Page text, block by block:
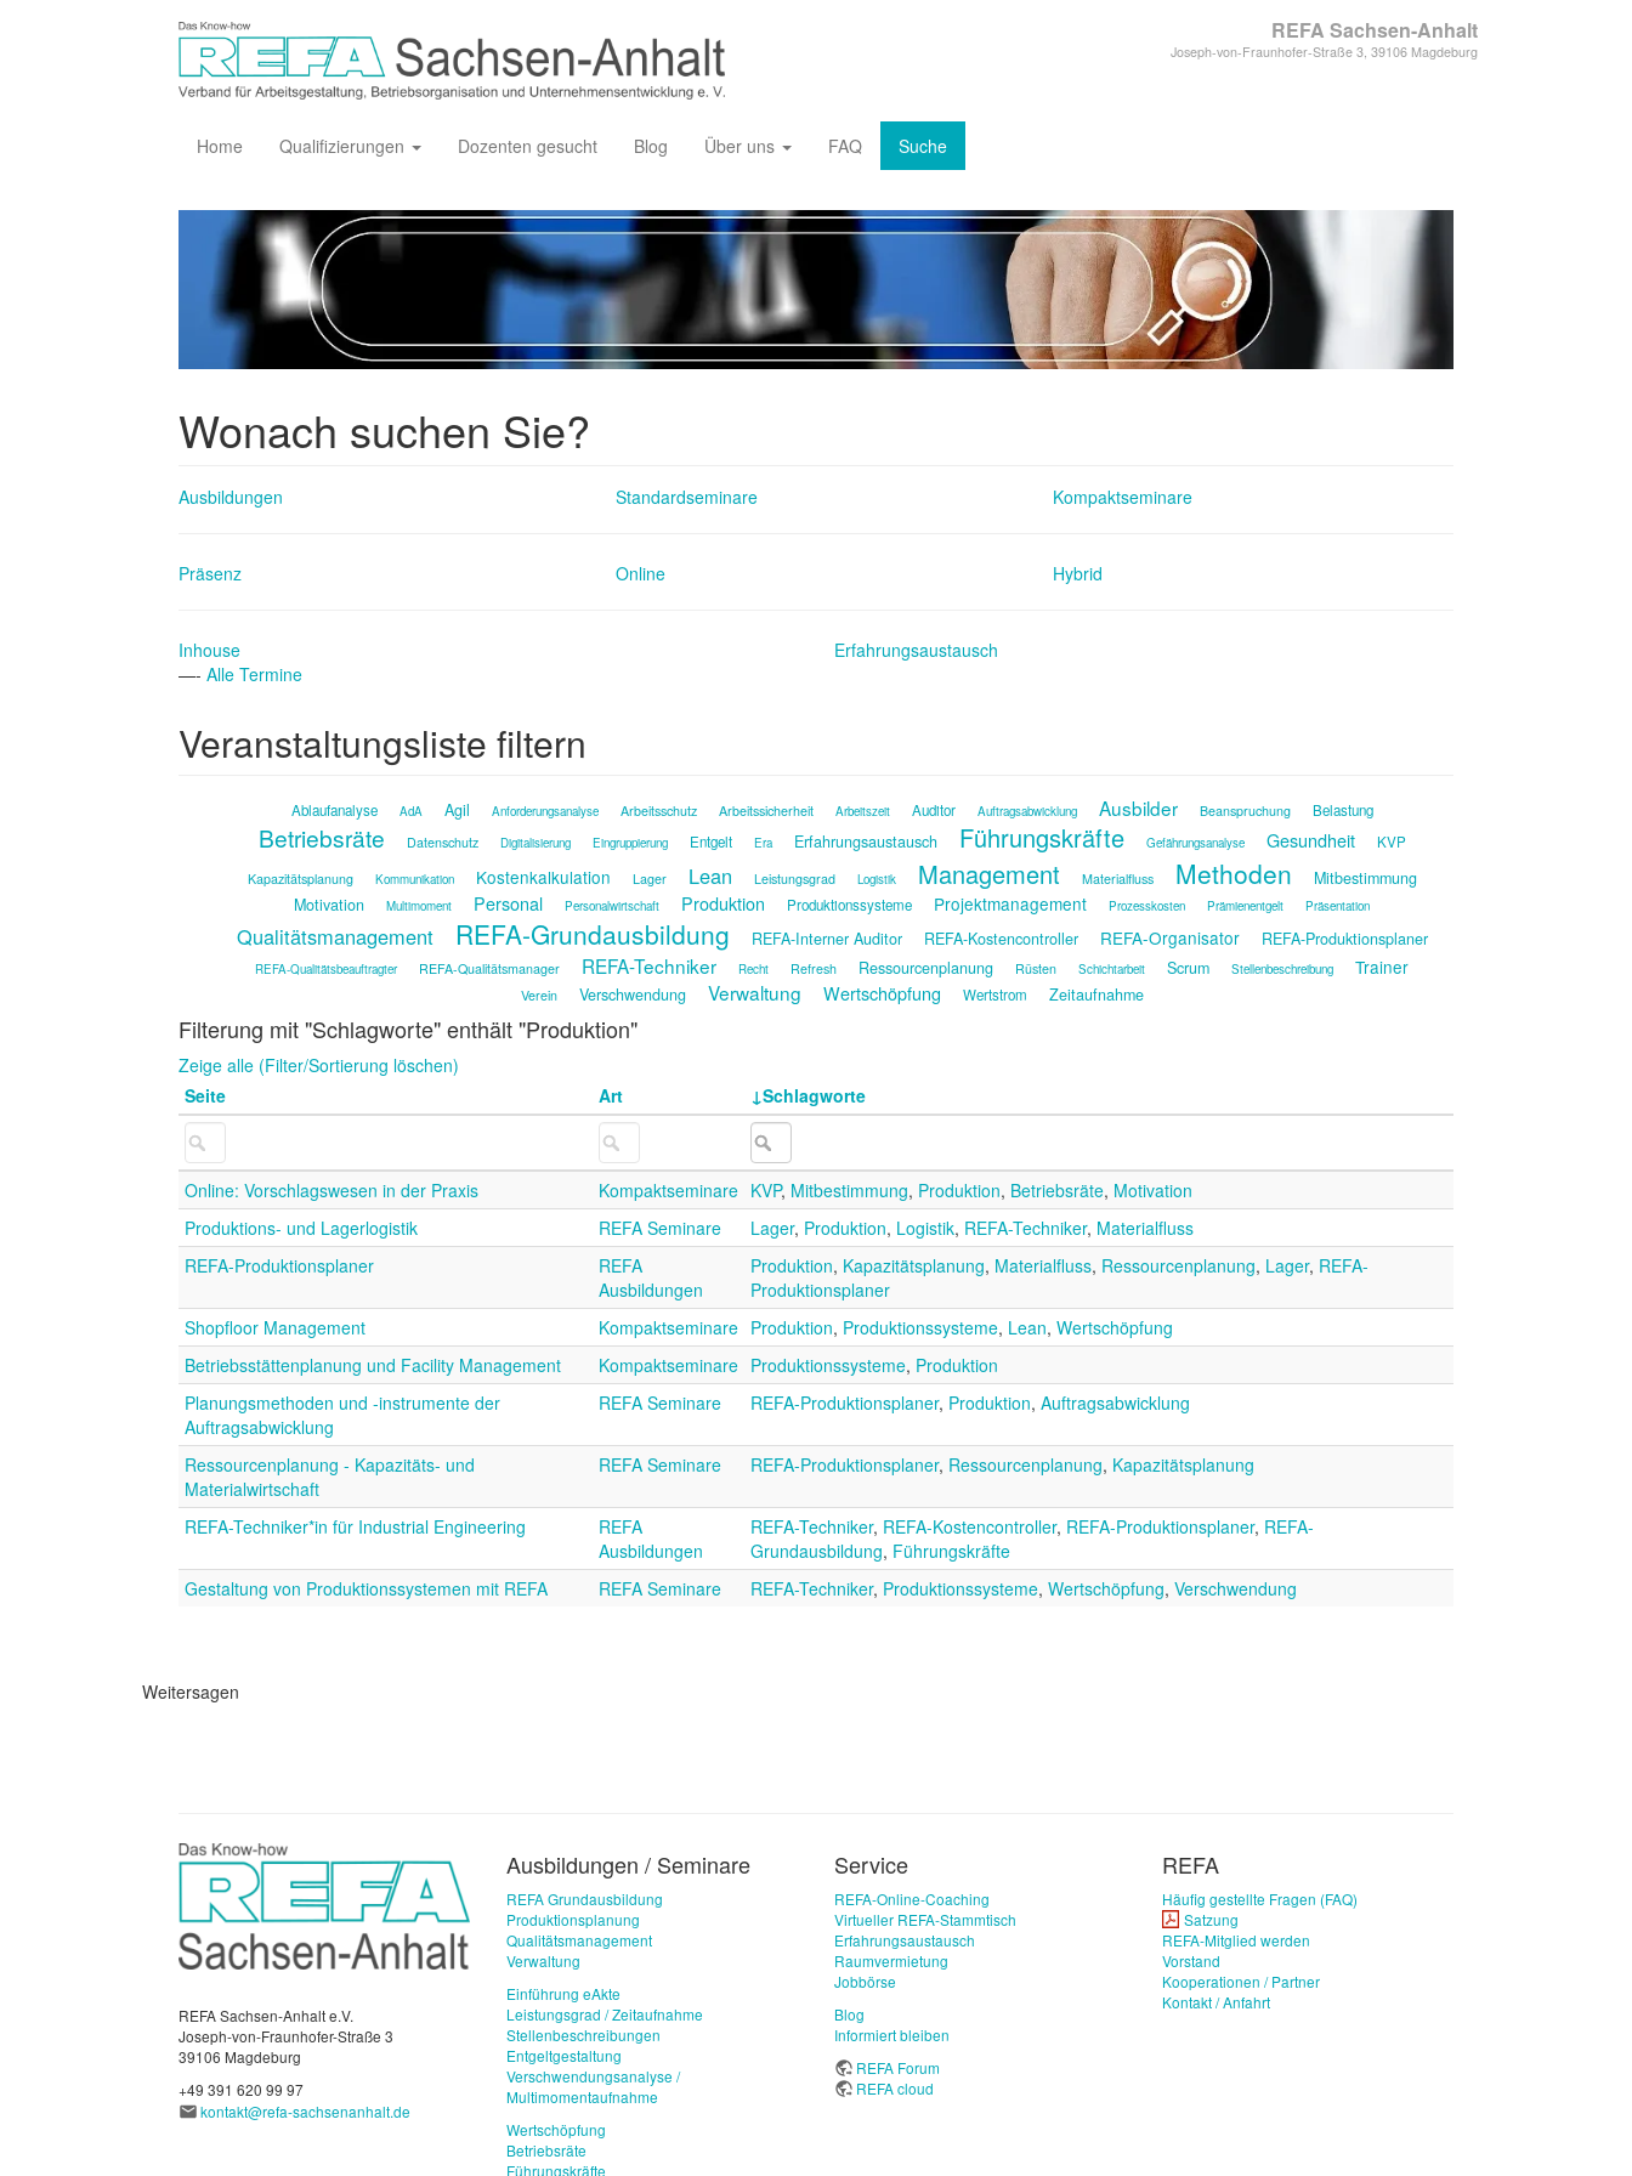
REFA Sachsen-Anhalt
Joseph-von-Fraunhofer-Straße 3, 39106 Magdeburg
Home Qualifizierungen Dozenten gesucht Blog Über uns FAQ Suche
Wonach suchen Sie?
Ausbildungen Standardseminare Kompaktseminare
Präsenz Online Hybrid
Inhouse
Erfahrungsaustausch
—- Alle Termine
Veranstaltungsliste filtern
Ablaufanalyse AdA Agil Anforderungsanalyse Arbeitsschutz Arbeitssicherheit Arbeitszeit Auditor Auftragsabwicklung Ausbilder Beanspruchung Belastung
Betriebsräte Datenschutz Digitalisierung Eingruppierung Entgelt Era Erfahrungsaustausch Führungskräfte Gefährungsanalyse Gesundheit KVP
Kapazitätsplanung Kommunikation Kostenkalkulation Lager Lean Leistungsgrad Logistik Management Materialfluss Methoden
Mitbestimmung
Motivation
Multimoment Personal Personalwirtschaft Produktion Produktionssysteme Projektmanagement Prozesskosten Prämienentgelt Präsentation
Qualitätsmanagement REFA-Grundausbildung REFA-Interner Auditor REFA-Kostencontroller REFA-Organisator REFA-Produktionsplaner
REFA-Qualitätsbeauftragter REFA-Qualitätsmanager REFA-Techniker Recht Refresh Ressourcenplanung Rüsten Schichtarbeit Scrum Stellenbeschreibung Trainer
Verein Verschwendung Verwaltung Wertschöpfung Wertstrom Zeitaufnahme
Filterung mit "Schlagworte" enthält "Produktion"
Zeige alle (Filter/Sortierung löschen)
Seite
Art Schlagworte
Online: Vorschlagswesen in der Praxis Kompaktseminare KVP, Mitbestimmung, Produktion, Betriebsräte, Motivation
Produktions- und Lagerlogistik
REFA Seminare Lager, Produktion, Logistik, REFA-Techniker, Materialfluss
REFA-Produktionsplaner
REFA
Ausbildungen
Produktion, Kapazitätsplanung, Materialfluss, Ressourcenplanung, Lager, REFA-
Produktionsplaner
Shopfloor Management
Kompaktseminare Produktion, Produktionssysteme, Lean, Wertschöpfung
Betriebsstättenplanung und Facility Management
Kompaktseminare Produktionssysteme, Produktion
Planungsmethoden und -instrumente der
Auftragsabwicklung
REFA Seminare REFA-Produktionsplaner, Produktion, Auftragsabwicklung
Ressourcenplanung - Kapazitäts- und
Materialwirtschaft
REFA Seminare REFA-Produktionsplaner, Ressourcenplanung, Kapazitätsplanung
REFA-Techniker*in für Industrial Engineering
REFA
Ausbildungen
REFA-Techniker, REFA-Kostencontroller, REFA-Produktionsplaner, REFA-
Grundausbildung, Führungskräfte
Gestaltung von Produktionssystemen mit REFA
REFA Seminare REFA-Techniker, Produktionssysteme, Wertschöpfung, Verschwendung
Weitersagen
REFA Sachsen-Anhalt e.V.
Joseph-von-Fraunhofer-Straße 3
39106 Magdeburg
+49 391 620 99 97
kontakt@refa-sachsenanhalt.de
Ausbildungen / Seminare
REFA Grundausbildung
Produktionsplanung
Qualitätsmanagement
Verwaltung
Einführung eAkte
Leistungsgrad / Zeitaufnahme
Stellenbeschreibungen
Entgeltgestaltung
Verschwendungsanalyse /
Multimomentaufnahme
Wertschöpfung
Betriebsräte
Führungskräfte
Service
REFA-Online-Coaching
Virtueller REFA-Stammtisch
Erfahrungsaustausch
Raumvermietung
Jobbörse
Blog
Informiert bleiben
REFA Forum
REFA cloud
REFA
Häufig gestellte Fragen (FAQ)
Satzung
REFA-Mitglied werden
Vorstand
Kooperationen / Partner
Kontakt / Anfahrt